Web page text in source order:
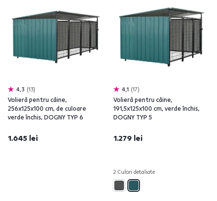
4,3 13
Volieră pentru câine,
256x125x100 cm, de culoare
verde închis, DOGNY TYP 6
1.645 lei
4,1 17
Volieră pentru câine,
191,5x125x100 cm, verde închis,
DOGNY TYP 5
1.279 lei
2 Culori detaliate